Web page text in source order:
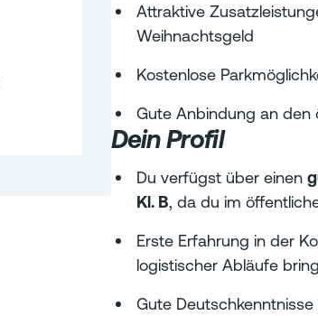
Attraktive
Weihnachtsgeld
Kostenlose
Gute Anbindung an den
Dein Profil
Du verfügst über einen
Kl. B, da du im
Erste Erfahrung in der
logistischer Abläufe
Gute Deutschkenntnisse